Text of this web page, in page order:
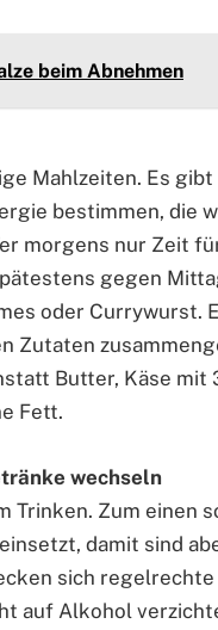
beim Abnehmen
Mahlzeiten. Es
bestimmen, die
morgens nur Zeit
gegen
oder Currywurst.
Zutaten
Butter, Käse mit
Fett.
wechseln
Zum einen
damit sind
sich regelrechte
auf Alkohol